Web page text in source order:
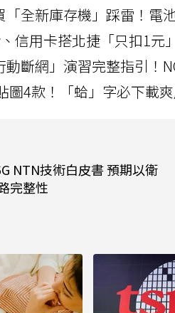
「全新庫存機」踩雷！電
信用卡搭北捷「只扣1
動斷網」演習完整指引！
圖4款！「蛤」字必下載
NTN技術白皮書 預期以衛
完整性